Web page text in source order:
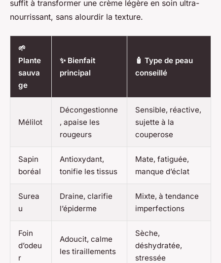
suffit à transformer une crème légère en soin ultra-
nourrissant, sans alourdir la texture.
🌱
Plante
sauva
ge
✨ Bienfait
principal
🧴 Type de peau
conseillé
Mélilot
Décongestionne
, apaise les
rougeurs
Sensible, réactive,
sujette à la
couperose
Sapin
boréal
Antioxydant,
tonifie les tissus
Mate, fatiguée,
manque d’éclat
Surea
u
Draine, clarifie
l’épiderme
Mixte, à tendance
imperfections
Foin
d’odeu
r
Adoucit, calme
les tiraillements
Sèche,
déshydratée,
stressée